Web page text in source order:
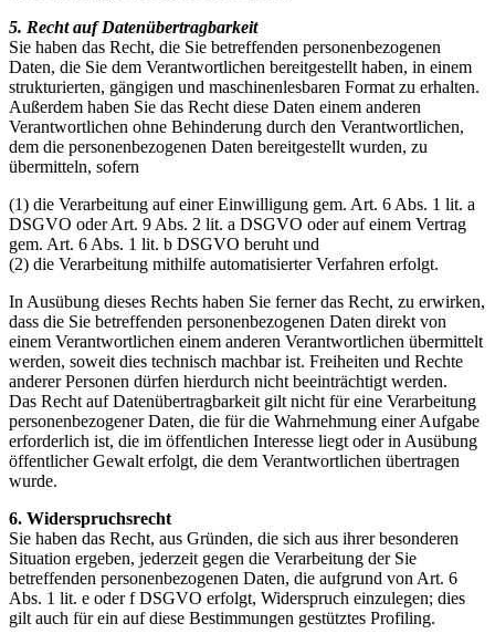
5. Recht auf Datenübertragbarkeit
Sie haben das Recht, die Sie betreffenden personenbezogenen
Daten, die Sie dem Verantwortlichen bereitgestellt haben, in einem
strukturierten, gängigen und maschinenlesbaren Format zu erhalten.
Außerdem haben Sie das Recht diese Daten einem anderen
Verantwortlichen ohne Behinderung durch den Verantwortlichen,
dem die personenbezogenen Daten bereitgestellt wurden, zu
übermitteln, sofern
(1) die Verarbeitung auf einer Einwilligung gem. Art. 6 Abs. 1 lit. a
DSGVO oder Art. 9 Abs. 2 lit. a DSGVO oder auf einem Vertrag
gem. Art. 6 Abs. 1 lit. b DSGVO beruht und
(2) die Verarbeitung mithilfe automatisierter Verfahren erfolgt.
In Ausübung dieses Rechts haben Sie ferner das Recht, zu erwirken,
dass die Sie betreffenden personenbezogenen Daten direkt von
einem Verantwortlichen einem anderen Verantwortlichen übermittelt
werden, soweit dies technisch machbar ist. Freiheiten und Rechte
anderer Personen dürfen hierdurch nicht beeinträchtigt werden.
Das Recht auf Datenübertragbarkeit gilt nicht für eine Verarbeitung
personenbezogener Daten, die für die Wahrnehmung einer Aufgabe
erforderlich ist, die im öffentlichen Interesse liegt oder in Ausübung
öffentlicher Gewalt erfolgt, die dem Verantwortlichen übertragen
wurde.
6. Widerspruchsrecht
Sie haben das Recht, aus Gründen, die sich aus ihrer besonderen
Situation ergeben, jederzeit gegen die Verarbeitung der Sie
betreffenden personenbezogenen Daten, die aufgrund von Art. 6
Abs. 1 lit. e oder f DSGVO erfolgt, Widerspruch einzulegen; dies
gilt auch für ein auf diese Bestimmungen gestütztes Profiling.